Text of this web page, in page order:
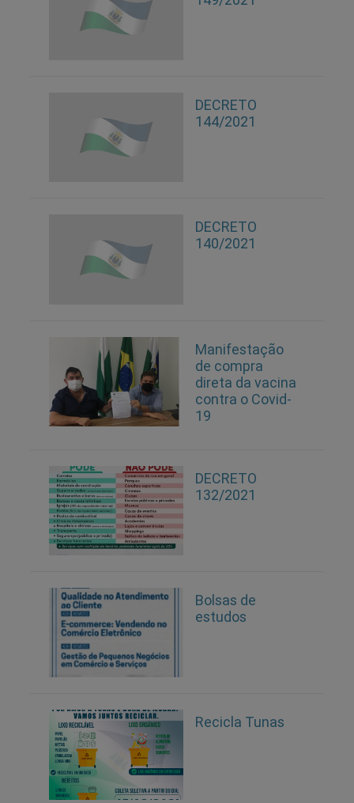
DECRETO
144/2021
DECRETO
140/2021
Manifestação
de compra
direta da vacina
contra o Covid-
19
DECRETO
132/2021
Bolsas de
estudos
Recicla Tunas